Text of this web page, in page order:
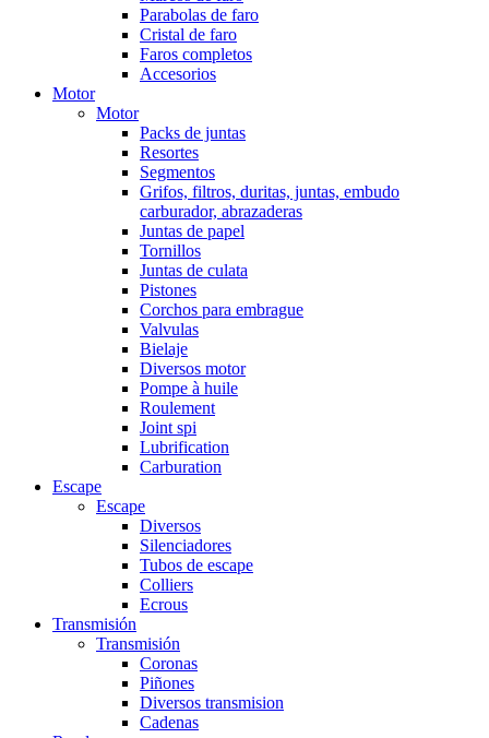
Parabolas de faro
Cristal de faro
Faros completos
Accesorios
Motor
Motor
Packs de juntas
Resortes
Segmentos
Grifos, filtros, duritas, juntas, embudo
carburador, abrazaderas
Juntas de papel
Tornillos
Juntas de culata
Pistones
Corchos para embrague
Valvulas
Bielaje
Diversos motor
Pompe à huile
Roulement
Joint spi
Lubrification
Carburation
Escape
Escape
Diversos
Silenciadores
Tubos de escape
Colliers
Ecrous
Transmisión
Transmisión
Coronas
Piñones
Diversos transmision
Cadenas